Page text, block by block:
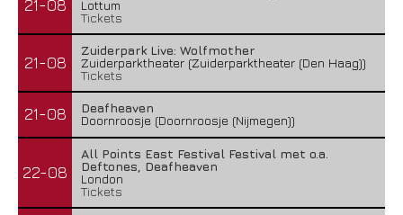
21-08
Lottum
Tickets
21-08
Zuiderpark Live: Wolfmother
Zuiderparktheater (Zuiderparktheater (Den Haag))
Tickets
21-08
Deafheaven
Doornroosje (Doornroosje (Nijmegen))
22-08
All Points East Festival Festival met o.a.
Deftones, Deafheaven
London
Tickets